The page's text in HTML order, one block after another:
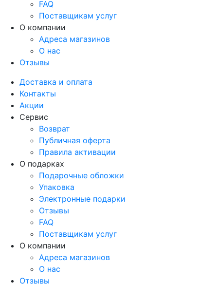
FAQ
Поставщикам услуг
О компании
Адреса магазинов
О нас
Отзывы
Доставка и оплата
Контакты
Акции
Сервис
Возврат
Публичная оферта
Правила активации
О подарках
Подарочные обложки
Упаковка
Электронные подарки
Отзывы
FAQ
Поставщикам услуг
О компании
Адреса магазинов
О нас
Отзывы